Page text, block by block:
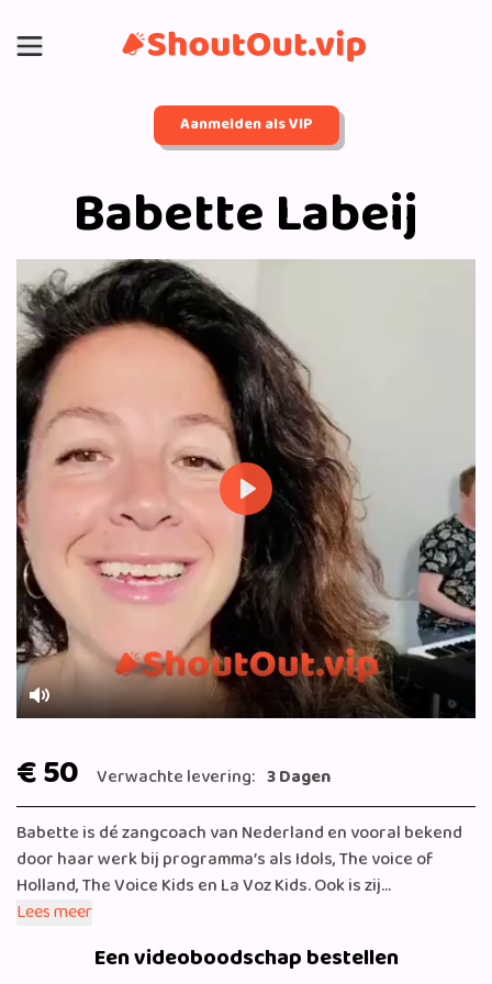
Aanmelden als VIP
Babette Labeij
Mute
Play
€ 50 Verwachte levering: 3 Dagen
Babette is dé zangcoach van Nederland en vooral bekend
door haar werk bij programma’s als Idols, The voice of
Holland, The Voice Kids en La Voz Kids. Ook is zij
eigenaresse van de succesvolle Babette Labeij Music
Babette het beste uit ieders stem, leert ze je te zingen
Lees meer
Een videoboodschap bestellen